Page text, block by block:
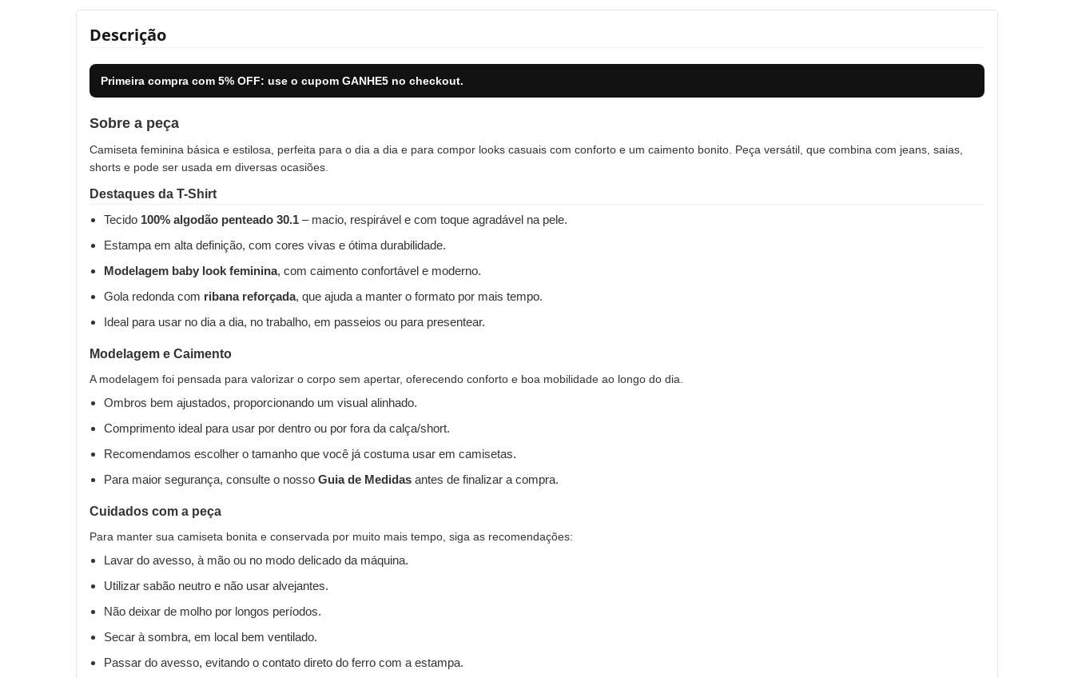
Descrição
Primeira compra com 5% OFF: use o cupom GANHE5 no checkout.
Sobre a peça
Camiseta feminina básica e estilosa, perfeita para o dia a dia e para compor looks casuais com conforto e um caimento bonito. Peça versátil, que combina com jeans, saias,
shorts e pode ser usada em diversas ocasiões.
Destaques da T-Shirt
Tecido 100% algodão penteado 30.1 – macio, respirável e com toque agradável na pele.
Estampa em alta definição, com cores vivas e ótima durabilidade.
Modelagem baby look feminina, com caimento confortável e moderno.
Gola redonda com ribana reforçada, que ajuda a manter o formato por mais tempo.
Ideal para usar no dia a dia, no trabalho, em passeios ou para presentear.
Modelagem e Caimento
A modelagem foi pensada para valorizar o corpo sem apertar, oferecendo conforto e boa mobilidade ao longo do dia.
Ombros bem ajustados, proporcionando um visual alinhado.
Comprimento ideal para usar por dentro ou por fora da calça/short.
Recomendamos escolher o tamanho que você já costuma usar em camisetas.
Para maior segurança, consulte o nosso Guia de Medidas antes de finalizar a compra.
Cuidados com a peça
Para manter sua camiseta bonita e conservada por muito mais tempo, siga as recomendações:
Lavar do avesso, à mão ou no modo delicado da máquina.
Utilizar sabão neutro e não usar alvejantes.
Não deixar de molho por longos períodos.
Secar à sombra, em local bem ventilado.
Passar do avesso, evitando o contato direto do ferro com a estampa.